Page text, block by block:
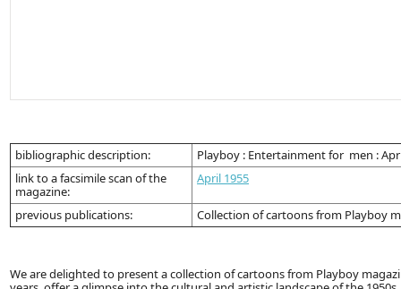
bibliographic description:
Playboy : Entertainment for men :
link to a facsimile scan of the
magazine:
April 1955
previous publications: Collection of cartoons from Playboy
We are delighted to present a collection of cartoons from Playboy